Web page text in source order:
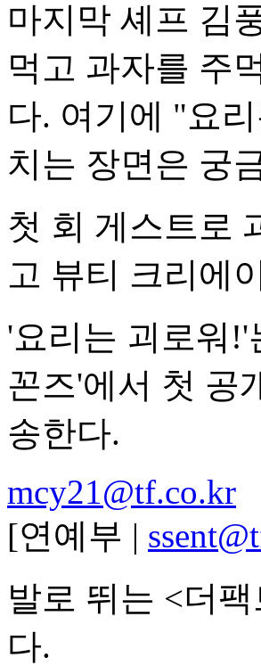
마지막 셰프 김
먹고 과자를 주
다. 여기에 "요
치는 장면은 궁
첫 회 게스트로
고 뷰티 크리에
'요리는 괴로워!'
꼰즈'에서 첫 공
송한다.
mcy21@tf.co.kr
[연예부 |
발로 뛰는 <더
다.